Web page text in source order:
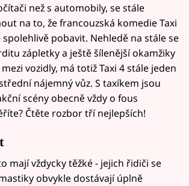
než s automobily, se stále
na to, že francouzská komedie Taxi
spolehlivě pobavit. Nehledě na stále se
zápletky a ještě šílenější okamžiky
vozidly, má totiž Taxi 4 stále jeden
nájemný vůz. S taxíkem jsou
scény obecně vždy o fous
Čtěte rozbor tří nejlepších!
mají vždycky těžké - jejich řidiči se
obvykle dostávají úplně